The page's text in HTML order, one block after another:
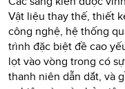
Vật liệu thay thế, thiết
công nghệ, hệ thống
trình đặc biệt đề cao
lọt vào vòng trong có
thanh niên dẫn dắt, và